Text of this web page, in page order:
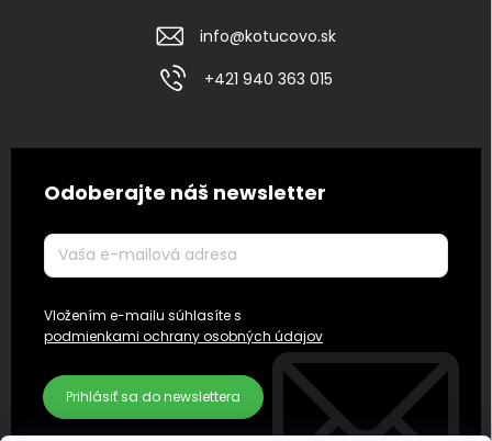
info@kotucovo.sk
+421 940 363 015
Odoberajte náš newsletter
Vložením e-mailu súhlasíte s
podmienkami ochrany osobných údajov
Prihlásiť sa do newslettera